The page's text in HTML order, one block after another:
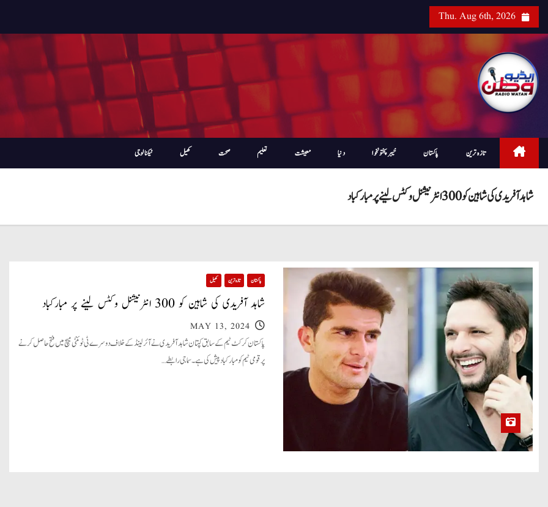
i
Thu. Aug 6th, 2026
تازہ ترین پاکستان خیبرپختونخوا دنیا معیشت تعلیم صحت کھیل ٹیکنالوجی
شاہد آفریدی کی شاہین کو 300 انٹرنیشنل وکٹس لینے پر مبارکباد
پاکستان تازہ ترین کھیل
شاہد آفریدی کی شاہین کو 300 انٹرنیشنل وکٹس لینے پر مبارکباد
MAY 13, 2024
پاکستان کرکٹ ٹیم کے سابق کپتان شاہد آفریدی نے آئرلینڈ کے خلاف دوسرے ٹی ٹوئنٹی میچ میں فتح حاصل کرنے
پر قومی ٹیم کو مبارکباد پیش کی ہے۔ سماجی رابطے…